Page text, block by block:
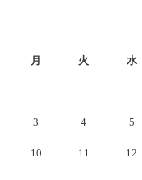
月 火 水
3 4 5
10 11 12